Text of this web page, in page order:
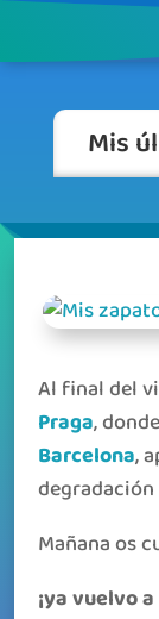
Mis
Al final del
Praga,
Barcelona,
Mañana os
¡ya vuelvo